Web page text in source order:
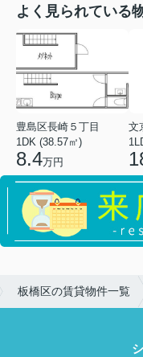
よく見られている
豊島区長崎５丁目
1DK (38.57㎡)
8.4万円
文
板橋区の賃貸物件一覧